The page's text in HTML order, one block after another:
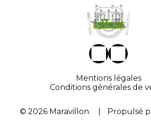
Mentions légales
Conditions générales de
© 2026 Maravillon Propulsé